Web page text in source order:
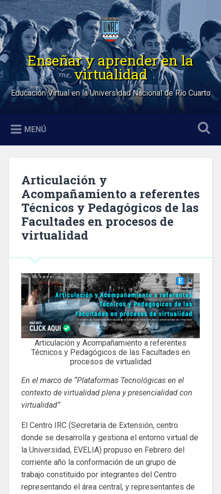
Saltar
al
contenido
Buscar
Enseñar y aprender en la
virtualidad
Educación Virtual en la Universidad Nacional de Río Cuarto
MENÚ
Articulación y
Acompañamiento a referentes
Técnicos y Pedagógicos de las
Facultades en procesos de
virtualidad
Articulación y Acompañamiento a referentes
Técnicos y Pedagógicos de las Facultades en
procesos de virtualidad
En el marco de “Plataformas Tecnológicas en el
contexto de virtualidad plena y presencialidad con
virtualidad”
El Centro IRC (Secretaría de Extensión, centro
donde se desarrolla y gestiona el entorno virtual de
la Universidad, EVELIA) propuso en Febrero del
corriente año la conformación de un grupo de
trabajo constituido por integrantes del Centro
representando el área central, y representantes de